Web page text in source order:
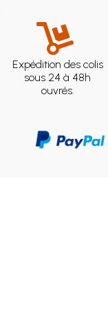
Expédition des colis
sous 24 à 48h
ouvrés.